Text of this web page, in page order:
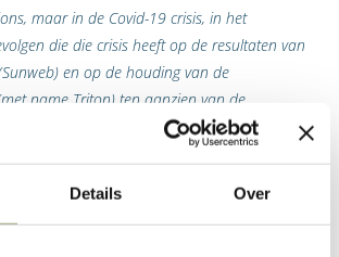
Details Over
maar in de Covid-19 crisis, in het
die die crisis heeft op de resultaten van
en op de houding van de
name Triton) ten aanzien van de
onderneming in een branche die heel hard
crisis getroffen is en waarvan op dit moment
dat de voorzieningenrechter in kort geding